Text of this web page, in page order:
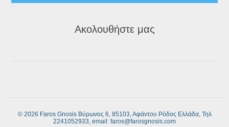
Ακολουθήστε μας
© 2026 Faros Gnosis Βύρωνος 6, 85103, Αφάντου Ρόδος Ελλάδα, Τηλ
2241052933, email: faros@farosgnosis.com